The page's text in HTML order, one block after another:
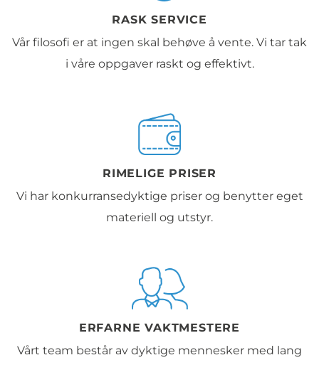
RASK SERVICE
Vår filosofi er at ingen skal behøve å vente. Vi tar tak
i våre oppgaver raskt og effektivt.
RIMELIGE PRISER
Vi har konkurransedyktige priser og benytter eget
materiell og utstyr.
ERFARNE VAKTMESTERE
Vårt team består av dyktige mennesker med lang